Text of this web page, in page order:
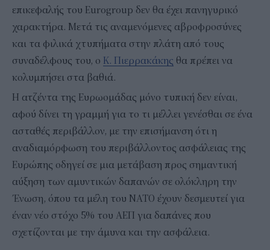
επικεφαλής του Eurogroup δεν θα έχει πανηγυρικό
χαρακτήρα. Μετά τις αναμενόμενες αβροφροσύνες
και τα φιλικά χτυπήματα στην πλάτη από τους
συναδέλφους του, ο Κ. Πιερρακάκης θα πρέπει να
κολυμπήσει στα βαθιά.
Η ατζέντα της Ευρωομάδας μόνο τυπική δεν είναι,
αφού δίνει τη γραμμή για το τι μέλλει γενέσθαι σε ένα
ασταθές περιβάλλον, με την επισήμανση ότι η
αναδιαμόρφωση του περιβάλλοντος ασφάλειας της
Ευρώπης οδηγεί σε μια μετάβαση προς σημαντική
αύξηση των αμυντικών δαπανών σε ολόκληρη την
Ένωση, όπου τα μέλη του ΝΑΤΟ έχουν δεσμευτεί για
έναν νέο στόχο 5% του ΑΕΠ για δαπάνες που
σχετίζονται με την άμυνα και την ασφάλεια.